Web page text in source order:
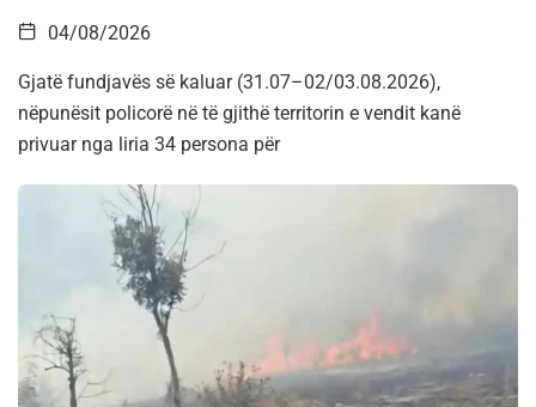
04/08/2026
Gjatë fundjavës së kaluar (31.07–02/03.08.2026),
nëpunësit policorë në të gjithë territorin e vendit kanë
privuar nga liria 34 persona për